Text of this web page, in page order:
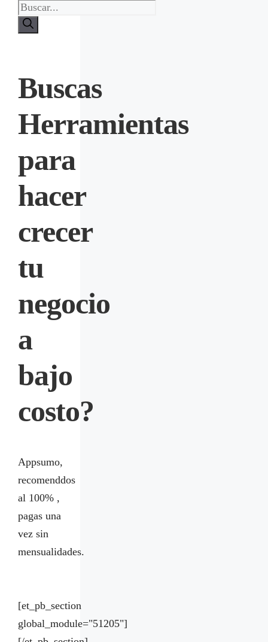
Buscas
Herramientas
para
hacer
crecer
tu
negocio
a
bajo
costo?
Appsumo,
recomenddos
al 100% ,
pagas una
vez sin
mensualidades.
[et_pb_section
global_module="51205"]